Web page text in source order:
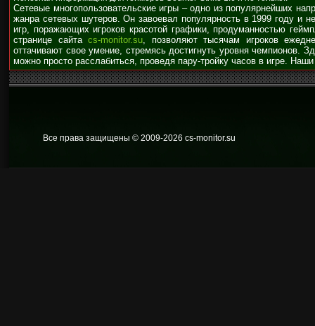
Сетевые многопользовательские игры – одно из популярнейших
жанра сетевых шутеров. Он завоевал популярность в 1999 году и
игр, поражающих игроков красотой графики, продуманностью
странице сайта cs-monitor.su, позволяют тысячам игроков
оттачивают свое умение, стремясь достигнуть уровня чемпионов.
можно просто расслабиться, проведя пару-тройку часов в игре.
Все права защищены © 2009-2026 cs-monitor.su